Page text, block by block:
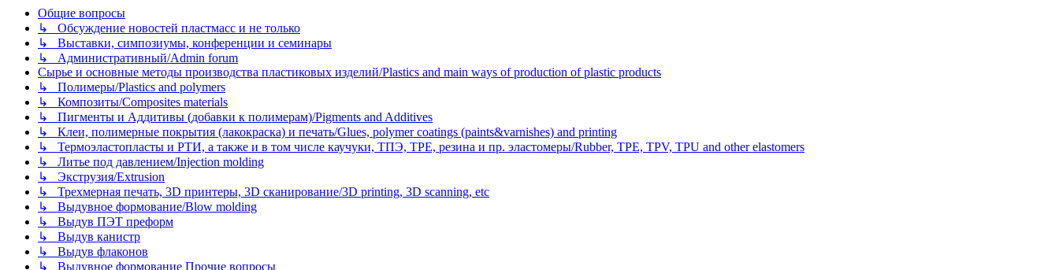
Общие вопросы
↳ Обсуждение новостей пластмасс и не только
↳ Выставки, симпозиумы, конференции и семинары
↳ Административный/Admin forum
Сырье и основные методы производства пластиковых изделий/Plastics and main ways of production of plastic products
↳ Полимеры/Plastics and polymers
↳ Композиты/Сomposites materials
↳ Пигменты и Аддитивы (добавки к полимерам)/Pigments and Additives
↳ Клеи, полимерные покрытия (лакокраска) и печать/Glues, polymer coatings (paints&varnishes) and printing
↳ Термоэластопласты и РТИ, а также и в том числе каучуки, ТПЭ, TPE, резина и пр. эластомеры/Rubber, TPE, TPV, TPU and other elastomers
↳ Литье под давлением/Injection molding
↳ Экструзия/Extrusion
↳ Трехмерная печать, 3D принтеры, 3D сканирование/3D printing, 3D scanning, etc
↳ Выдувное формование/Blow molding
↳ Выдув ПЭТ преформ
↳ Выдув канистр
↳ Выдув флаконов
↳ Выдувное формование Прочие вопросы